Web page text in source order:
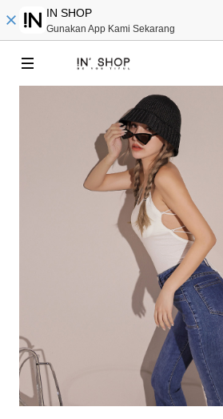
IN SHOP
Gunakan App Kami Sekarang